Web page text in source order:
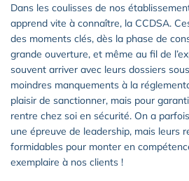
Dans les coulisses de nos
apprend vite à connaître, la CCDSA.
des moments clés, dès la phase de
grande ouverture, et même au fil de
souvent arriver avec leurs dossiers
moindres manquements à la
plaisir de sanctionner, mais pour
rentre chez soi en sécurité. On a
une épreuve de leadership, mais leurs
formidables pour monter en
exemplaire à nos clients !